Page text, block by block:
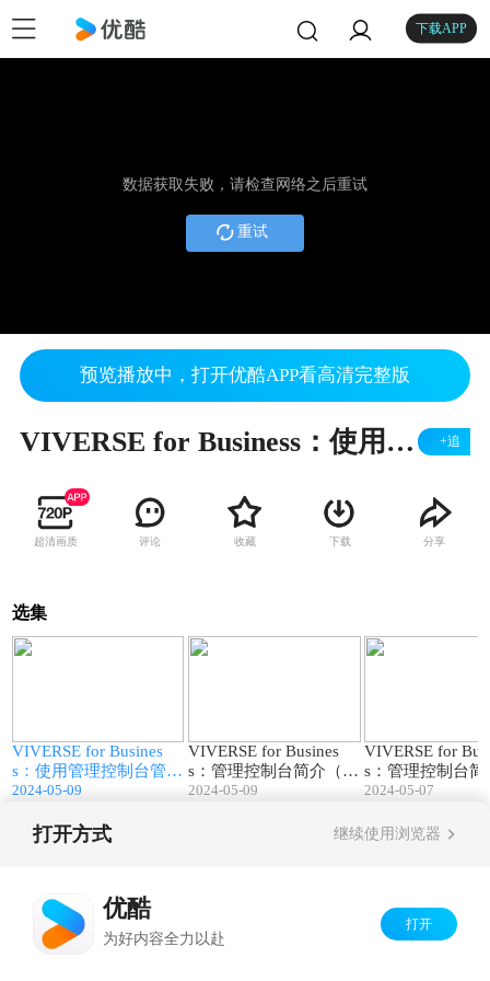
下载APP
数据获取失败，请检查网络之后重试
重试
预览播放中，打开优酷APP看高清完整版
VIVERSE for Business：使用管理控制台管理空间（中文字幕） +追
超清画质 评论 收藏 下载 分享
选集
VIVERSE for Busines
s：使用管理控制台管理
空间（中文字幕）
2024-05-09
VIVERSE for Busines
s：管理控制台简介（中
文字幕）
2024-05-09
VIVERSE for
s：管理控制台简
2024-05-07
打开方式 继续使用浏览器
优酷
为好内容全力以赴
打开